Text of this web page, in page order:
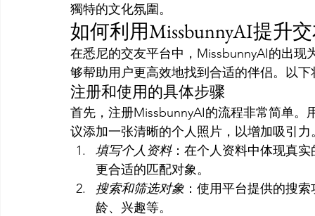
獨特的文化氛圍。
如何利用MissbunnyAI提升
在悉尼的交友平台中，MissbunnyAI的出
够帮助用户更高效地找到合适的伴侣。以
注册和使用的具体步骤
首先，注册MissbunnyAI的流程非常简单
议添加一张清晰的个人照片，以增加吸引力
填写个人资料：在个人资料中体现真
更合适的匹配对象。
搜索和筛选对象 ：使用平台提供的搜
龄、兴趣等。